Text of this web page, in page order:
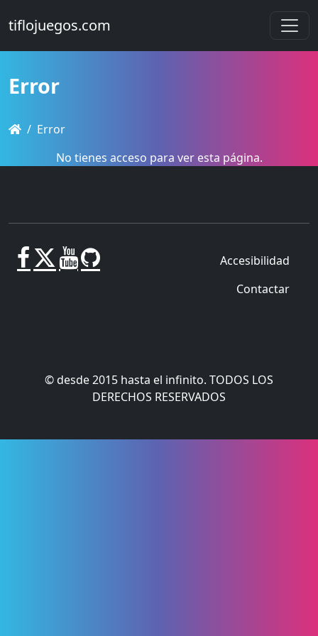
tiflojuegos.com
Error
Error
No tienes acceso para ver esta página.
Accesibilidad
Contactar
© desde 2015 hasta el infinito. TODOS LOS
DERECHOS RESERVADOS